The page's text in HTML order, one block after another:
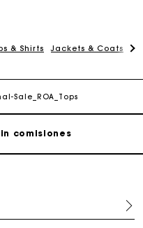
& Shirts Jackets & Coats
Sale_ROA_Tops
manera de hacer el
dentro de 2-3 días
comisiones
gratuitos